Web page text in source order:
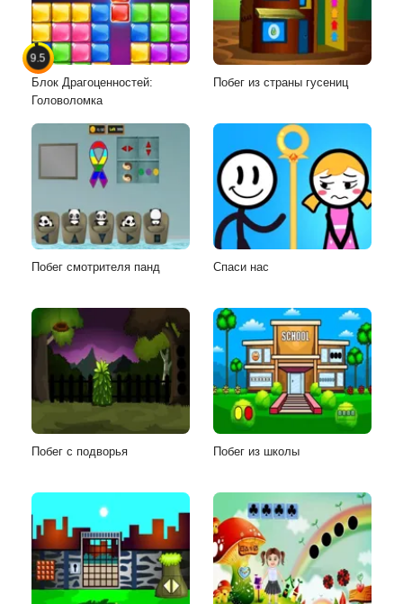
9.5
Блок Драгоценностей:
Головоломка
Побег из страны гусениц
Побег смотрителя панд Спаси нас
Побег с подворья Побег из школы